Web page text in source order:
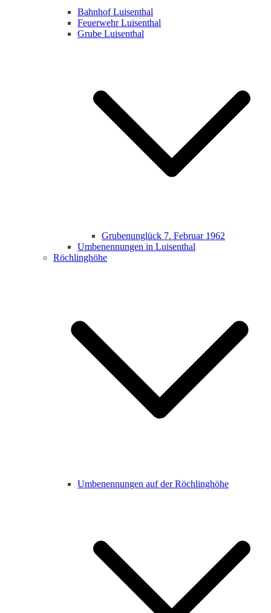
Bahnhof Luisenthal
Feuerwehr Luisenthal
Grube Luisenthal
Grubenunglück 7. Februar 1962
Umbenennungen in Luisenthal
Röchlinghöhe
Umbenennungen auf der Röchlinghöhe